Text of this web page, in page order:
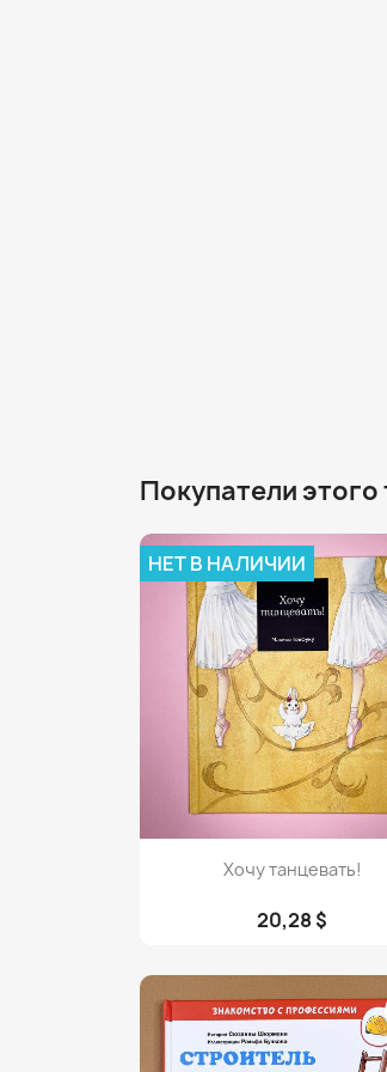
Покупатели
Просмотр
Хочу танцевать!
20,28 $
НЕТ В НАЛИЧИИ